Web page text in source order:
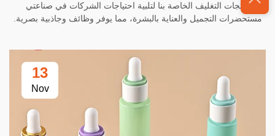
منتجات التغليف الخاصة بنا لتلبية احتياجات الشركات في صناعتي
مستحضرات التجميل والعناية بالبشرة، مما يوفر وظائف وجاذبية بصرية.
13
Nov